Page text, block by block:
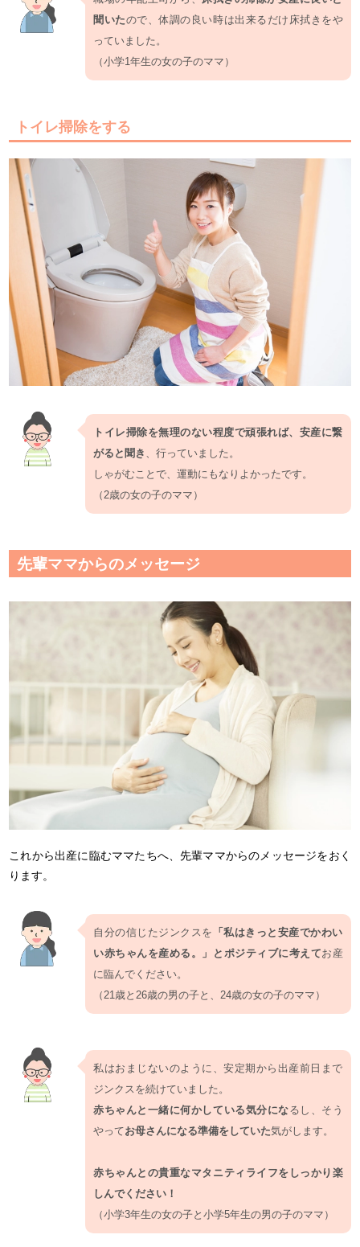
聞いたので、体調の良い時は出来るだけ床拭きをや
っていました。
（小学1年生の女の子のママ）
トイレ掃除をする
トイレ掃除を無理のない程度で頑張れば、安産に繋
がると聞き 、行っていました。
しゃがむことで、運動にもなりよかったです。
（2歳の女の子のママ）
先輩ママからのメッセージ
これから出産に臨むママたちへ、先輩ママからのメッセージをおく
ります。
自分の信じたジンクスを 「私はきっと安産でかわい
い赤ちゃんを産める。」とポジティブに考えてお産
に臨んでください。
（21歳と26歳の男の子と、24歳の女の子のママ）
私はおまじないのように、安定期から出産前日まで
ジンクスを続けていました。
赤ちゃんと一緒に何かしている気分になるし、そう
やってお母さんになる準備をしていた気がします。
赤ちゃんとの貴重なマタニティライフをしっかり楽
しんでください！
（小学3年生の女の子と小学5年生の男の子のママ）